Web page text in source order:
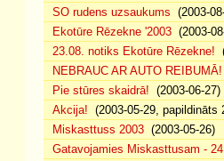
SO rudens uzsaukums (2003-
Ekotūre Rēzekne '2003 (2003-
23.08. notiks Ekotūre Rēzekne!
NEBRAUC AR AUTO REIBUMĀ!
Pie stūres skaidrā! (2003-06-27)
Akcija! (2003-05-29, papildināts
Miskasttuss 2003 (2003-05-26)
Gatavojamies Miskasttusam -